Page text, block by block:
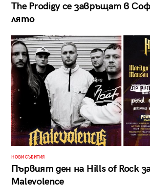
The Prodigy се завръщат в
лято
НОВИ СЪБИТИЯ
Първият ден на Hills of Rock
Malevolence